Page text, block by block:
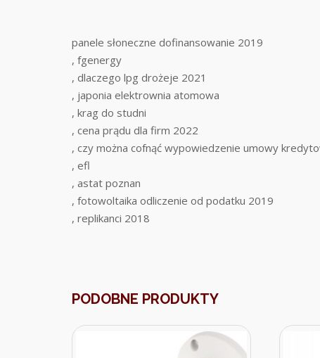
panele słoneczne dofinansowanie 2019
, fgenergy
, dlaczego lpg drożeje 2021
, japonia elektrownia atomowa
, krag do studni
, cena prądu dla firm 2022
, czy można cofnąć wypowiedzenie umowy
, efl
, astat poznan
, fotowoltaika odliczenie od podatku 2019
, replikanci 2018
PODOBNE PRODUKTY